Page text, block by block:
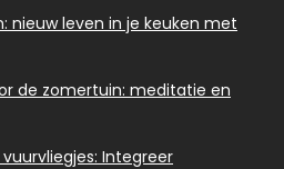
nieuw leven in je keuken met
de zomertuin: meditatie en
Integreer